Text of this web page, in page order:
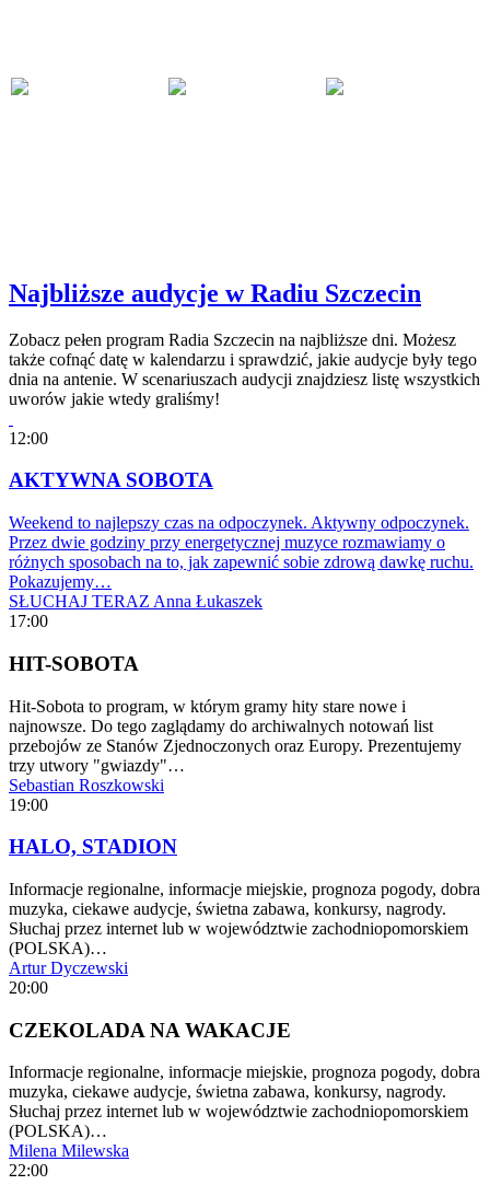
Najbliższe audycje w Radiu Szczecin
Zobacz pełen program Radia Szczecin na najbliższe dni. Możesz
także cofnąć datę w kalendarzu i sprawdzić, jakie audycje były tego
dnia na antenie. W scenariuszach audycji znajdziesz listę wszystkich
uworów jakie wtedy graliśmy!
12:00
AKTYWNA SOBOTA
Weekend to najlepszy czas na odpoczynek. Aktywny odpoczynek.
Przez dwie godziny przy energetycznej muzyce rozmawiamy o
różnych sposobach na to, jak zapewnić sobie zdrową dawkę ruchu.
Pokazujemy…
SŁUCHAJ TERAZ Anna Łukaszek
17:00
HIT-SOBOTA
Hit-Sobota to program, w którym gramy hity stare nowe i
najnowsze. Do tego zaglądamy do archiwalnych notowań list
przebojów ze Stanów Zjednoczonych oraz Europy. Prezentujemy
trzy utwory "gwiazdy"…
Sebastian Roszkowski
19:00
HALO, STADION
Informacje regionalne, informacje miejskie, prognoza pogody, dobra
muzyka, ciekawe audycje, świetna zabawa, konkursy, nagrody.
Słuchaj przez internet lub w województwie zachodniopomorskiem
(POLSKA)…
Artur Dyczewski
20:00
CZEKOLADA NA WAKACJE
Informacje regionalne, informacje miejskie, prognoza pogody, dobra
muzyka, ciekawe audycje, świetna zabawa, konkursy, nagrody.
Słuchaj przez internet lub w województwie zachodniopomorskiem
(POLSKA)…
Milena Milewska
22:00